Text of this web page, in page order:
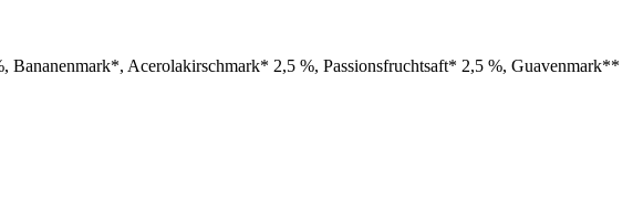
Acerolakirschmark* 2,5 %, Passionsfruchtsaft* 2,5 %, Guavenmark**